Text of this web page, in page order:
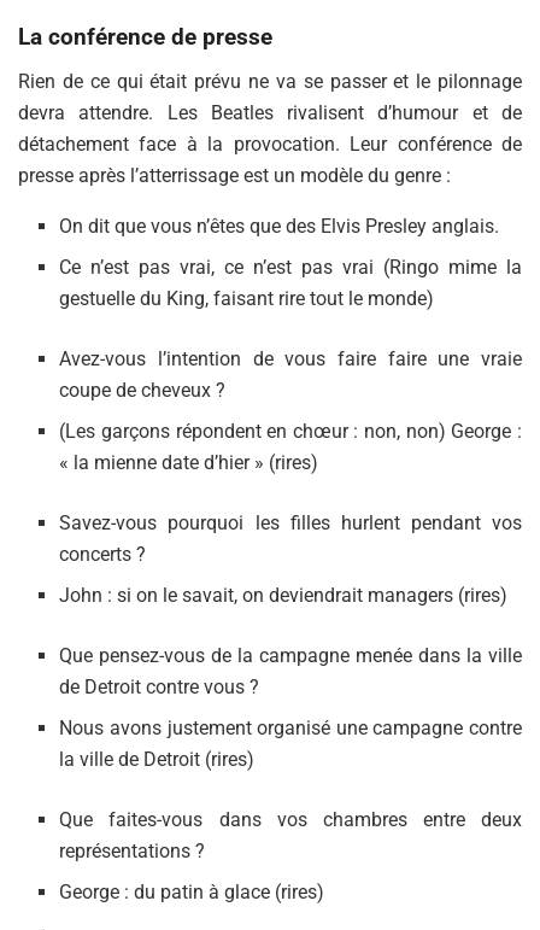
La conférence de presse
Rien de ce qui était prévu ne va se passer et le pilonnage
devra attendre. Les Beatles rivalisent d’humour et de
détachement face à la provocation. Leur conférence de
presse après l’atterrissage est un modèle du genre :
On dit que vous n’êtes que des Elvis Presley anglais.
Ce n’est pas vrai, ce n’est pas vrai (Ringo mime la
gestuelle du King, faisant rire tout le monde)
Avez-vous l’intention de vous faire faire une vraie
coupe de cheveux ?
(Les garçons répondent en chœur : non, non) George :
« la mienne date d’hier » (rires)
Savez-vous pourquoi les filles hurlent pendant vos
concerts ?
John : si on le savait, on deviendrait managers (rires)
Que pensez-vous de la campagne menée dans la ville
de Detroit contre vous ?
Nous avons justement organisé une campagne contre
la ville de Detroit (rires)
Que faites-vous dans vos chambres entre deux
représentations ?
George : du patin à glace (rires)